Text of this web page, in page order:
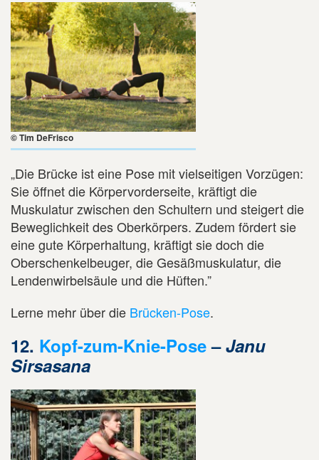
© Tim DeFrisco
„Die Brücke ist eine Pose mit vielseitigen Vorzügen:
Sie öffnet die Körpervorderseite, kräftigt die
Muskulatur zwischen den Schultern und steigert die
Beweglichkeit des Oberkörpers. Zudem fördert sie
eine gute Körperhaltung, kräftigt sie doch die
Oberschenkelbeuger, die Gesäßmuskulatur, die
Lendenwirbelsäule und die Hüften.”
Lerne mehr über die Brücken-Pose.
12. Kopf-zum-Knie-Pose–Janu
Sirsasana